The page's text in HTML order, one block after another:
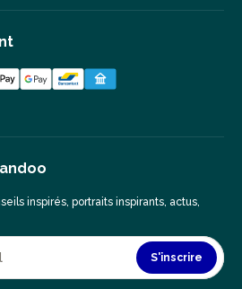
inspirés, portraits inspirants, actus,
S'inscrire